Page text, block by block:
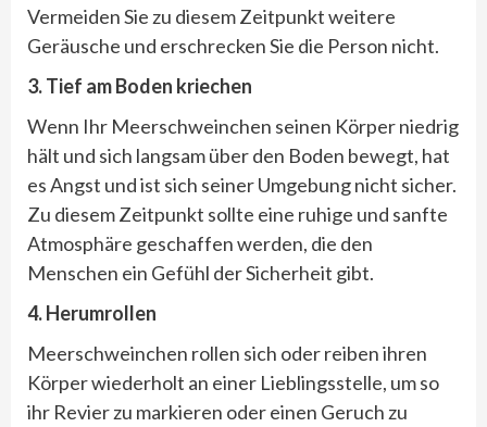
Vermeiden Sie zu diesem Zeitpunkt weitere
Geräusche und erschrecken Sie die Person nicht.
3. Tief am Boden kriechen
Wenn Ihr Meerschweinchen seinen Körper niedrig
hält und sich langsam über den Boden bewegt, hat
es Angst und ist sich seiner Umgebung nicht sicher.
Zu diesem Zeitpunkt sollte eine ruhige und sanfte
Atmosphäre geschaffen werden, die den
Menschen ein Gefühl der Sicherheit gibt.
4. Herumrollen
Meerschweinchen rollen sich oder reiben ihren
Körper wiederholt an einer Lieblingsstelle, um so
ihr Revier zu markieren oder einen Geruch zu